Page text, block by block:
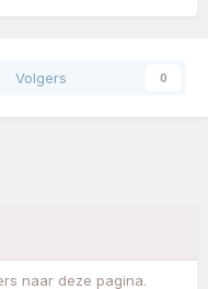
Volgers 0
naar deze pagina.